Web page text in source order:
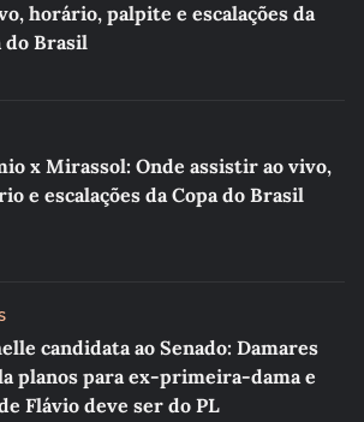
horário, palpite e escalações da
do Brasil
x Mirassol: Onde assistir ao vivo,
e escalações da Copa do Brasil
candidata ao Senado: Damares
planos para ex-primeira-dama e
Flávio deve ser do PL